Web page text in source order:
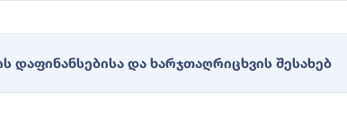
დაფინანსებისა და ხარჯთაღრიცხვის შესახებ